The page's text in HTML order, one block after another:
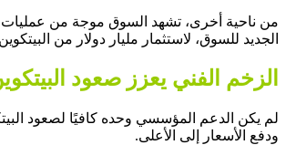
الجديد للسوق، لاستثمار مليار دولار من البيتكوين بعد جمع 750 مليون دولار
الزخم الفني يعزز صعود
لم يكن الدعم المؤسسي وحده كافيًا لصعود
ودفع الأسعار إلى الأعلى.